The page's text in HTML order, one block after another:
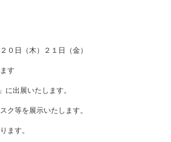
０日（木）２１日（金）
す
に出展いたします。
ク等を展示いたします。
ます。